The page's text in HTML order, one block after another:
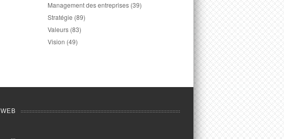
Management des entreprises (39)
Stratégie (89)
Valeurs (83)
Vision (49)